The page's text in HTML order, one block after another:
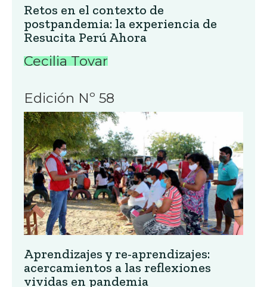
Retos en el contexto de
postpandemia: la experiencia de
Resucita Perú Ahora
Cecilia Tovar
Edición Nº 58
Aprendizajes y re-aprendizajes:
acercamientos a las reflexiones
vividas en pandemia